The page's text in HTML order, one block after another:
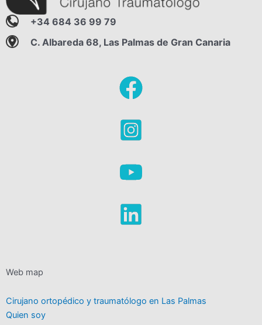
+34 684 36 99 79
C. Albareda 68, Las Palmas de Gran Canaria
Web map
Cirujano ortopédico y traumatólogo en Las Palmas
Quien soy